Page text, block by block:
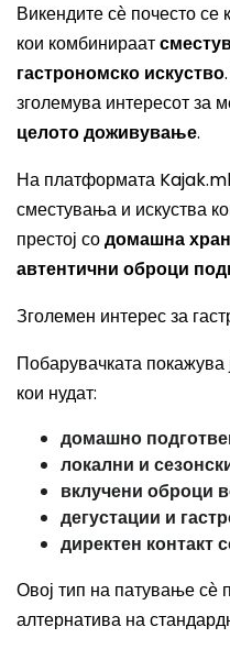
Викендите сѐ почесто се
кои комбинираат
гастрономско искуство
зголемува интересот за
целото доживување.
На платформата
сместувања и искуства
престој содомашна
автентични оброци
Зголемен интерес за
Побарувачката
кои нудат:
домашно
локални и
вклучени оброци
дегустации и
директен контакт
Овој тип на патување сѐ
алтернатива на